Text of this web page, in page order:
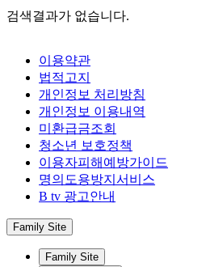
검색결과가 없습니다.
이용약관
법적고지
개인정보 처리방침
개인정보 이용내역
미환급금조회
청소년 보호정책
이용자피해예방가이드
명의도용방지서비스
B tv 광고안내
Family Site
Family Site